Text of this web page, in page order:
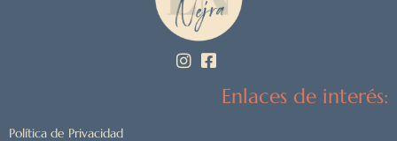
Enlaces de interés:
Política de Privacidad